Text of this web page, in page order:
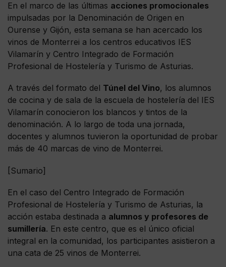
En el marco de las últimas acciones promocionales
impulsadas por la Denominación de Origen en
Ourense y Gijón, esta semana se han acercado los
vinos de Monterrei a los centros educativos IES
Vilamarín y Centro Integrado de Formación
Profesional de Hostelería y Turismo de Asturias.
A través del formato del Túnel del Vino, los alumnos
de cocina y de sala de la escuela de hostelería del IES
Vilamarín conocieron los blancos y tintos de la
denominación. A lo largo de toda una jornada,
docentes y alumnos tuvieron la oportunidad de probar
más de 40 marcas de vino de Monterrei.
[Sumario]
En el caso del Centro Integrado de Formación
Profesional de Hostelería y Turismo de Asturias, la
acción estaba destinada a alumnos y profesores de
sumillería. En este centro, que es el único oficial
integral en la comunidad, los participantes asistieron a
una cata de 25 vinos de Monterrei.